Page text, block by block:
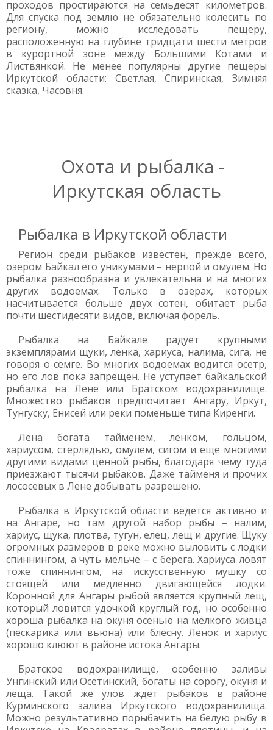
проходов простираются на семьдесят километров.
Для спуска под землю не обязательно колесить по
региону, можно исследовать пещеру,
расположенную на глубине тридцати шести метров
в курортной зоне между Большими Котами и
Листвянкой. Не менее популярны другие пещеры
Иркутской области: Светлая, Спиринская, Зимняя
сказка, Часовня.
Охота и рыбалка -
Иркутская область
Рыбалка в Иркутской области
Регион среди рыбаков известен, прежде всего,
озером Байкал его уникумами – нерпой и омулем. Но
рыбалка разнообразна и увлекательна и на многих
других водоемах. Только в озерах, которых
насчитывается больше двух сотен, обитает рыба
почти шестидесяти видов, включая форель.
Рыбалка на Байкале радует крупными
экземплярами щуки, ленка, хариуса, налима, сига, не
говоря о семге. Во многих водоемах водится осетр,
но его лов пока запрещен. Не уступает байкальской
рыбалка на Лене или Братском водохранилище.
Множество рыбаков предпочитает Ангару, Иркут,
Тунгуску, Енисей или реки поменьше типа Киренги.
Лена богата тайменем, ленком, гольцом,
хариусом, стерлядью, омулем, сигом и еще многими
другими видами ценной рыбы, благодаря чему туда
приезжают тысячи рыбаков. Даже тайменя и прочих
лососевых в Лене добывать разрешено.
Рыбалка в Иркутской области ведется активно и
на Ангаре, но там другой набор рыбы – налим,
хариус, щука, плотва, тугун, елец, лещ и другие. Щуку
огромных размеров в реке можно выловить с лодки
спиннингом, а чуть мельче – с берега. Хариуса ловят
тоже спиннингом, на искусственную мушку со
стоящей или медленно двигающейся лодки.
Коронной для Ангары рыбой является крупный лещ,
который ловится удочкой круглый год, но особенно
хороша рыбалка на окуня осенью на мелкого живца
(пескарика или вьюна) или блесну. Ленок и хариус
хорошо клюют в районе истока Ангары.
Братское водохранилище, особенно заливы
Унгинский или Осетинский, богаты на сорогу, окуня и
леща. Такой же улов ждет рыбаков в районе
Курминского залива Иркутского водохранилища.
Можно результативно порыбачить на белую рыбу в